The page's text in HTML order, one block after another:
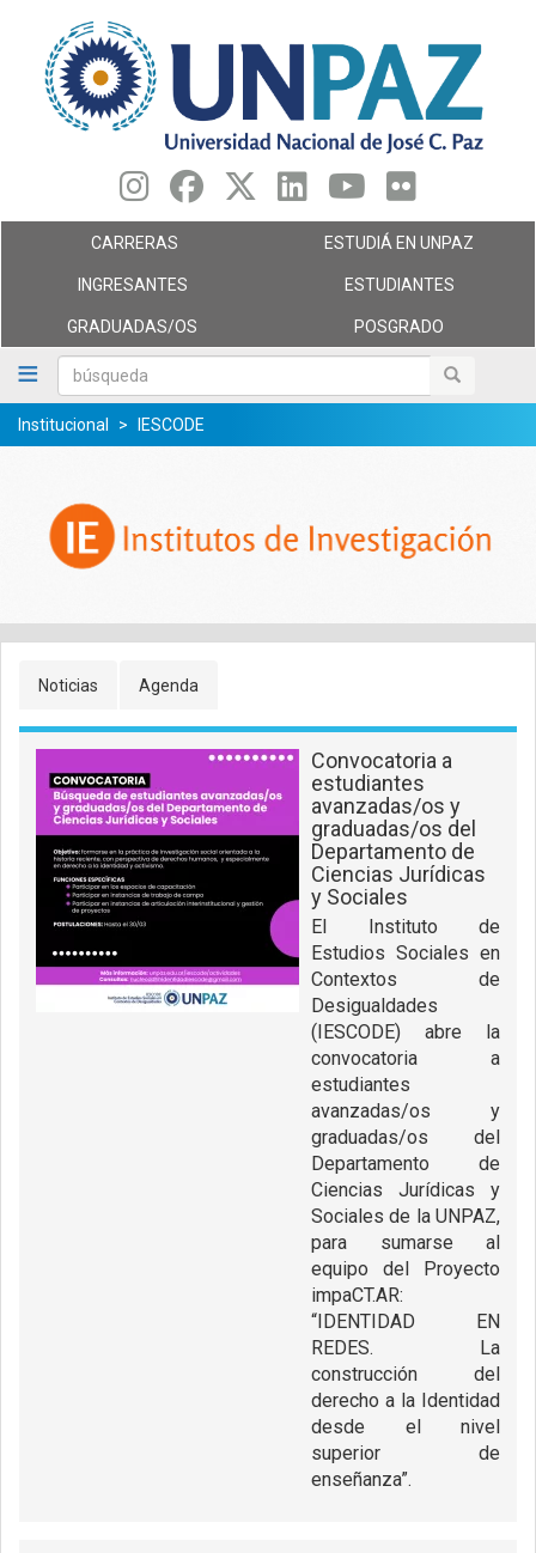
contenido
principal
búsqueda búsqueda
CARRERAS ESTUDIÁ EN UNPAZ
INGRESANTES ESTUDIANTES
GRADUADAS/OS POSGRADO
Institucional IESCODE
Primary
tabs
Noticias Agenda
Convocatoria a
estudiantes
avanzadas/os y
graduadas/os del
Departamento de
Ciencias Jurídicas
y Sociales
El Instituto de
Estudios Sociales en
Contextos de
Desigualdades
(IESCODE) abre la
convocatoria a
estudiantes
avanzadas/os y
graduadas/os del
Departamento de
Ciencias Jurídicas y
Sociales de la UNPAZ,
para sumarse al
equipo del Proyecto
impaCT.AR:
“IDENTIDAD EN
REDES. La
construcción del
derecho a la Identidad
desde el nivel
superior de
enseñanza”.